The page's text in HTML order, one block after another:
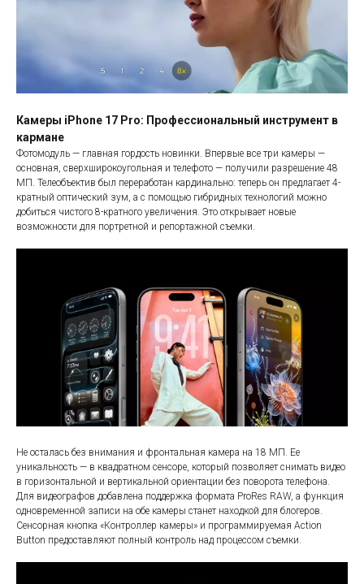
Камеры iPhone 17 Pro: Профессиональный инструмент в
кармане
Фотомодуль — главная гордость новинки. Впервые все три камеры —
основная, сверхширокоугольная и телефото — получили разрешение 48
МП. Телеобъектив был переработан кардинально: теперь он предлагает 4-
кратный оптический зум, а с помощью гибридных технологий можно
добиться чистого 8-кратного увеличения. Это открывает новые
возможности для портретной и репортажной съемки.
Не осталась без внимания и фронтальная камера на 18 МП. Ее
уникальность — в квадратном сенсоре, который позволяет снимать видео
в горизонтальной и вертикальной ориентации без поворота телефона.
Для видеографов добавлена поддержка формата ProRes RAW, а функция
одновременной записи на обе камеры станет находкой для блогеров.
Сенсорная кнопка «Контроллер камеры» и программируемая Action
Button предоставляют полный контроль над процессом съемки.